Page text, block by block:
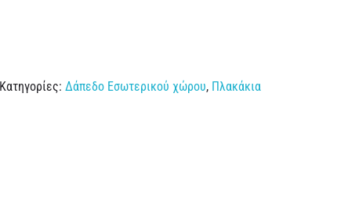
Κατηγορίες:Δάπεδο Εσωτερικού χώρου, Πλακάκια